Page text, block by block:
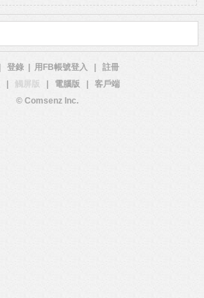
登錄 用FB帳號登入
註冊
觸屏版 電腦版
客戶端
© Comsenz Inc.